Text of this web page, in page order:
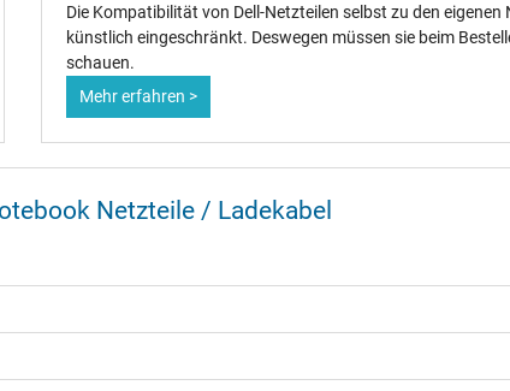
IRAM
NOM NYCE
PCT
PSE
SEC
Singapore Safety Mark
TÜV Argentina Certificado
TÜV Geprüfte Sicherheit
Die Kompatibilität von Dell-Netzteilen selbst zu den eigenen
künstlich eingeschränkt. Deswegen müssen sie beim
schauen.
Mehr erfahren >
Netzteile / Ladekabel